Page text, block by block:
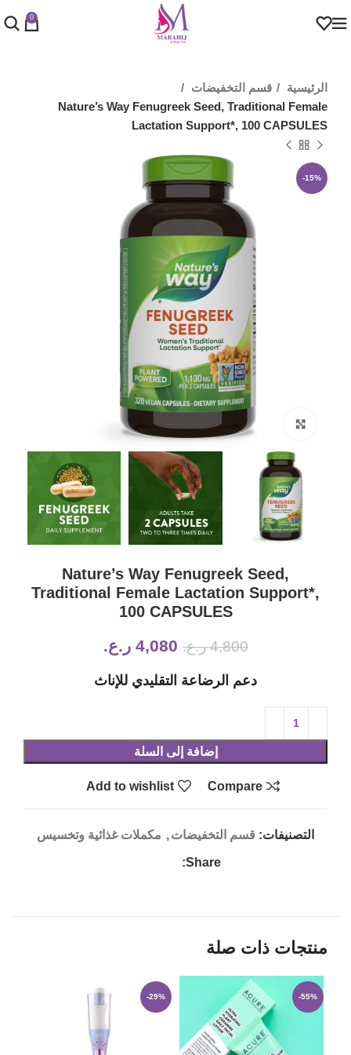
0
الرئيسية
قسم التخفيضات
Nature’s Way Fenugreek Seed, Traditional Female
Lactation Support*, 100 CAPSULES
-15%
Click to enlarge
Nature’s Way Fenugreek Seed,
Traditional Female Lactation Support*,
100 CAPSULES
4,800 ر.ع. 4,080 ر.ع.
دعم الرضاعة التقليدي للإناث
إضافة إلى السلة
Compare
Add to wishlist
التصنيفات: قسم التخفيضات, مكملات غذائية وتخسيس
Share:
منتجات ذات صلة
-55%
-29%